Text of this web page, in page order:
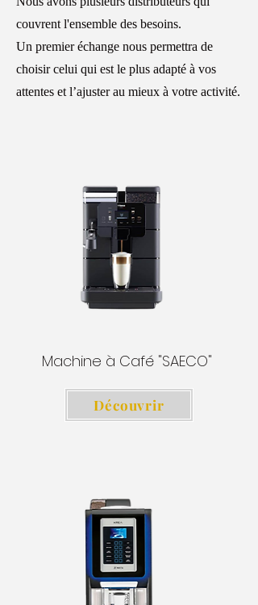
couvrent l'ensemble des besoins.
Un premier échange nous permettra de
choisir celui qui est le plus adapté à vos
attentes et l’ajuster au mieux à votre activité.
Machine à Café "SAECO"
Découvrir